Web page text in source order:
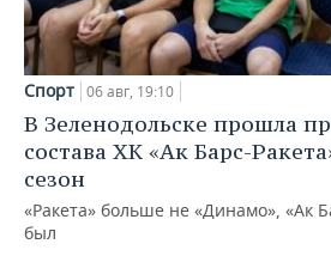
Спорт 06 авг, 19:10
В Зеленодольске прошла
состава ХК «Ак Барс-
сезон
«Ракета» больше не «Динамо», «Ак
был